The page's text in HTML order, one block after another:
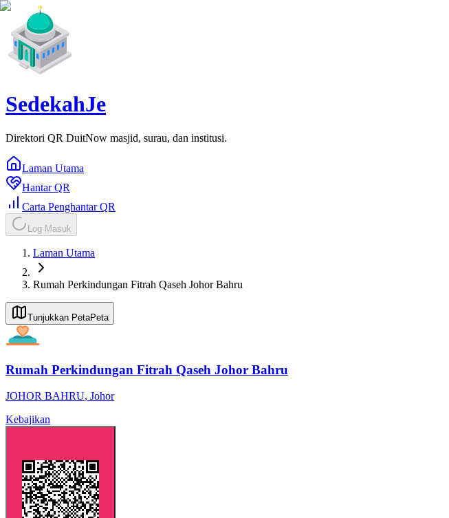
SedekahJe
Direktori QR DuitNow masjid, surau, dan institusi.
Laman Utama
Hantar QR
Carta Penghantar QR
Log Masuk
Laman Utama
Rumah Perkindungan Fitrah Qaseh Johor Bahru
Tunjukkan PetaPeta
Rumah Perkindungan Fitrah Qaseh Johor Bahru
JOHOR BAHRU, Johor
Kebajikan